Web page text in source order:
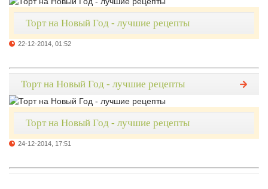
Торт на Новый Год - лучшие рецепты
22-12-2014, 01:52
Торт на Новый Год - лучшие рецепты
Торт на Новый Год - лучшие рецепты
24-12-2014, 17:51